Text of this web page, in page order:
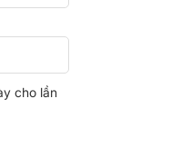
cho lần